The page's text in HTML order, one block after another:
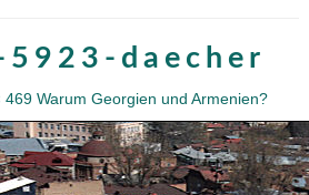
daecher
469 Warum Georgien und Armenien?